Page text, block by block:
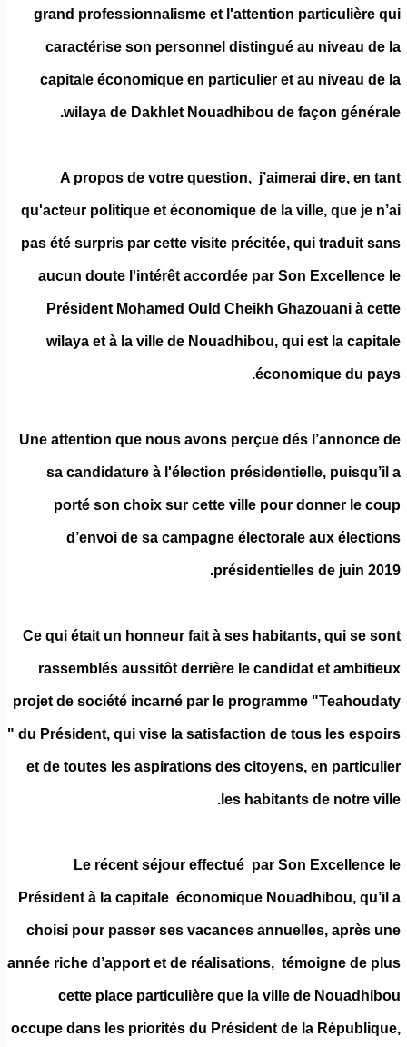
grand professionnalisme et l'attention particulière qui
caractérise son personnel distingué au niveau de la
capitale économique en particulier et au niveau de la
wilaya de Dakhlet Nouadhibou de façon générale.
A propos de votre question, j’aimerai dire, en tant
qu'acteur politique et économique de la ville, que je n’ai
pas été surpris par cette visite précitée, qui traduit sans
aucun doute l'intérêt accordée par Son Excellence le
Président Mohamed Ould Cheikh Ghazouani à cette
wilaya et à la ville de Nouadhibou, qui est la capitale
économique du pays.
Une attention que nous avons perçue dés l’annonce de
sa candidature à l'élection présidentielle, puisqu’il a
porté son choix sur cette ville pour donner le coup
d’envoi de sa campagne électorale aux élections
présidentielles de juin 2019.
Ce qui était un honneur fait à ses habitants, qui se sont
rassemblés aussitôt derrière le candidat et ambitieux
projet de société incarné par le programme "Teahoudaty
" du Président, qui vise la satisfaction de tous les espoirs
et de toutes les aspirations des citoyens, en particulier
les habitants de notre ville.
Le récent séjour effectué par Son Excellence le
Président à la capitale économique Nouadhibou, qu’il a
choisi pour passer ses vacances annuelles, après une
année riche d’apport et de réalisations, témoigne de plus
cette place particulière que la ville de Nouadhibou
occupe dans les priorités du Président de la République,